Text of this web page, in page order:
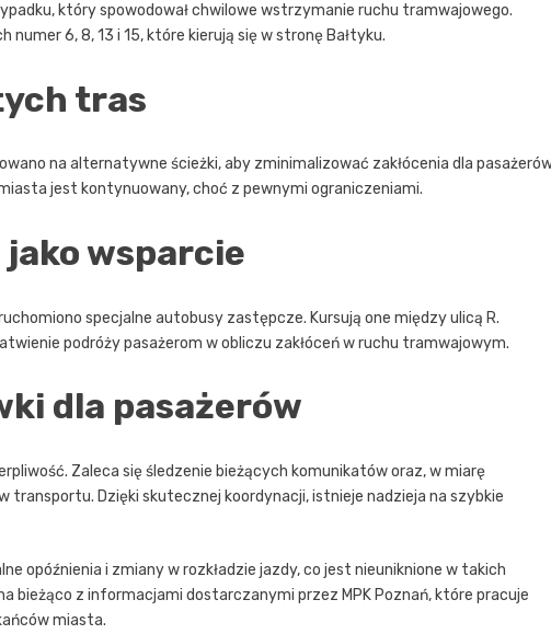
który spowodował chwilowe wstrzymanie ruchu tramwajowego.
6, 8, 13 i 15, które kierują się w stronę Bałtyku.
tras
na alternatywne ścieżki, aby zminimalizować zakłócenia dla
jest kontynuowany, choć z pewnymi ograniczeniami.
wsparcie
specjalne autobusy zastępcze. Kursują one między ulicą R.
podróży pasażerom w obliczu zakłóceń w ruchu tramwajowym.
dla pasażerów
Zaleca się śledzenie bieżących komunikatów oraz, w miarę
Dzięki skutecznej koordynacji, istnieje nadzieja na szybkie
opóźnienia i zmiany w rozkładzie jazdy, co jest nieuniknione w takich
bieżąco z informacjami dostarczanymi przez MPK Poznań, które pracuje
miasta.